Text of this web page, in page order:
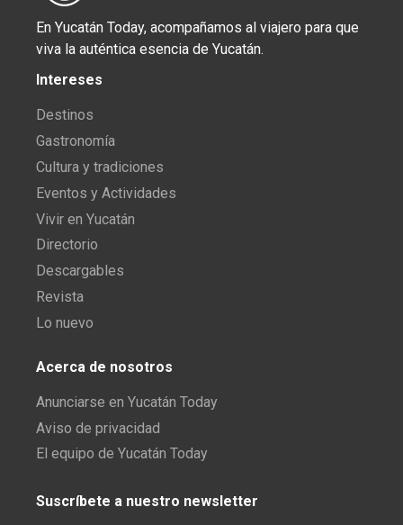
En Yucatán Today, acompañamos al viajero para que
viva la auténtica esencia de Yucatán.
Intereses
Destinos
Gastronomía
Cultura y tradiciones
Eventos y Actividades
Vivir en Yucatán
Directorio
Descargables
Revista
Lo nuevo
Acerca de nosotros
Anunciarse en Yucatán Today
Aviso de privacidad
El equipo de Yucatán Today
Suscríbete a nuestro newsletter